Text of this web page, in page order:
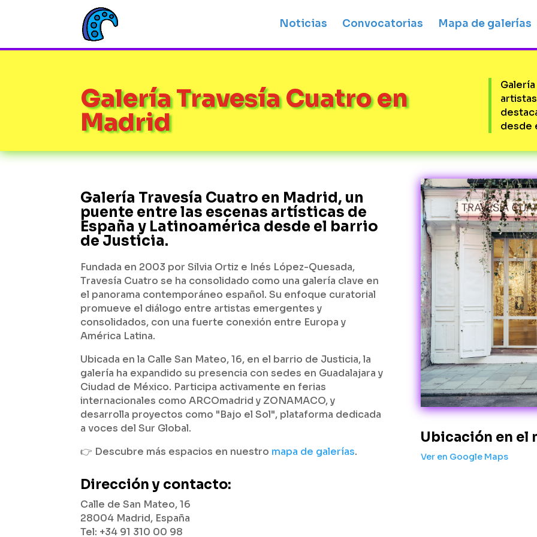
Noticias Convocatorias Mapa de galerías
Galería Travesía Cuatro en
Madrid
desde
Galería Travesía Cuatro en Madrid, un
puente entre las escenas artísticas de
España y Latinoamérica desde el barrio
de Justicia.
Fundada en 2003 por Silvia Ortiz e Inés López-Quesada,
Travesía Cuatro se ha consolidado como una galería clave en
el panorama contemporáneo español. Su enfoque curatorial
promueve el diálogo entre artistas emergentes y
consolidados, con una fuerte conexión entre Europa y
América Latina.
Ubicada en la Calle San Mateo, 16, en el barrio de Justicia, la
galería ha expandido su presencia con sedes en Guadalajara y
Ciudad de México. Participa activamente en ferias
internacionales como ARCOmadrid y ZONAMACO, y
desarrolla proyectos como "Bajo el Sol", plataforma dedicada
a voces del Sur Global.
👉 Descubre más espacios en nuestro mapa de galerías.
Dirección y contacto:
Calle de San Mateo, 16
28004 Madrid, España
Tel: +34 91 310 00 98
Ubicación en el
Ver en Google Maps